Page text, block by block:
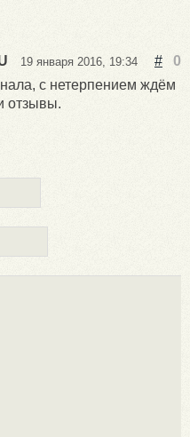
19 января 2016, 19:34 #
0
с нетерпением ждём
отзывы.